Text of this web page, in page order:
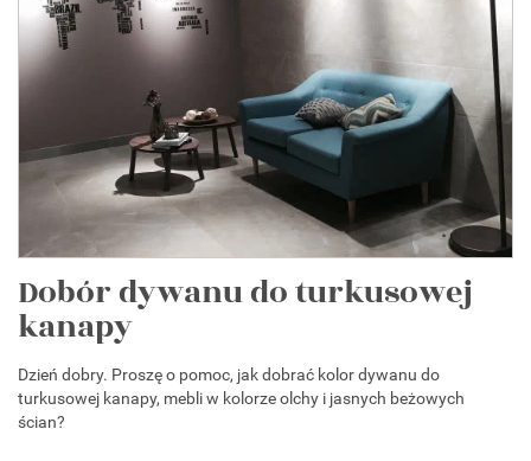
Dobór dywanu do turkusowej
kanapy
Dzień dobry. Proszę o pomoc, jak dobrać kolor dywanu do
turkusowej kanapy, mebli w kolorze olchy i jasnych beżowych
ścian?